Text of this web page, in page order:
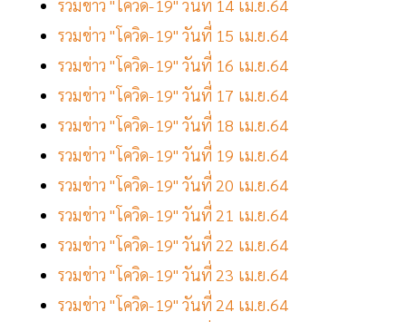
รวมข่าว "โควิด-19" วันที่ 14 เม.ย.64
รวมข่าว "โควิด-19" วันที่ 15 เม.ย.64
รวมข่าว "โควิด-19" วันที่ 16 เม.ย.64
รวมข่าว "โควิด-19" วันที่ 17 เม.ย.64
รวมข่าว "โควิด-19" วันที่ 18 เม.ย.64
รวมข่าว "โควิด-19" วันที่ 19 เม.ย.64
รวมข่าว "โควิด-19" วันที่ 20 เม.ย.64
รวมข่าว "โควิด-19" วันที่ 21 เม.ย.64
รวมข่าว "โควิด-19" วันที่ 22 เม.ย.64
รวมข่าว "โควิด-19" วันที่ 23 เม.ย.64
รวมข่าว "โควิด-19" วันที่ 24 เม.ย.64